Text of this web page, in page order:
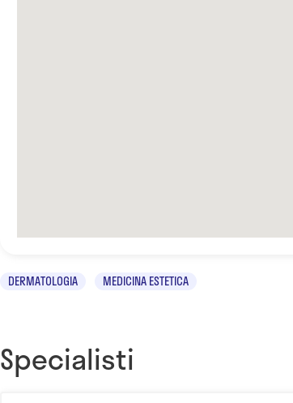
DERMATOLOGIA MEDICINA ESTETICA
Specialisti